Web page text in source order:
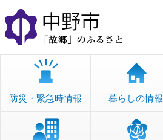
本
文
へ
移
防災・緊急時情報 暮らしの情報